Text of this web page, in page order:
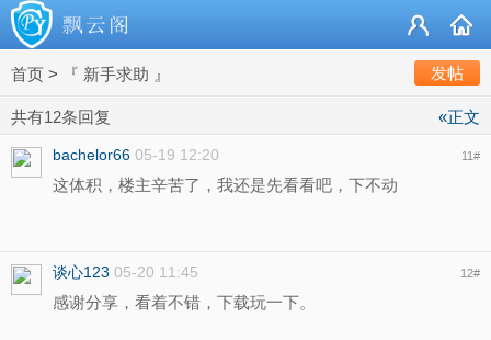
首页 > 『 新手求助 』 发帖
«正文
共有12条回复
bachelor66 05-19 12:20 11#
这体积，楼主辛苦了，我还是先看看吧，下不动
谈心123 05-20 11:45 12#
感谢分享，看着不错，下载玩一下。